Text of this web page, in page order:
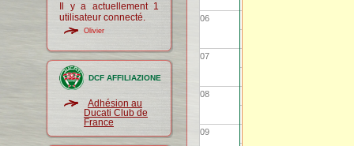
Il y a actuellement 1
utilisateur connecté.
Olivier
DCF AFFILIAZIONE
Adhésion au
Ducati Club de
France
06
07
08
09